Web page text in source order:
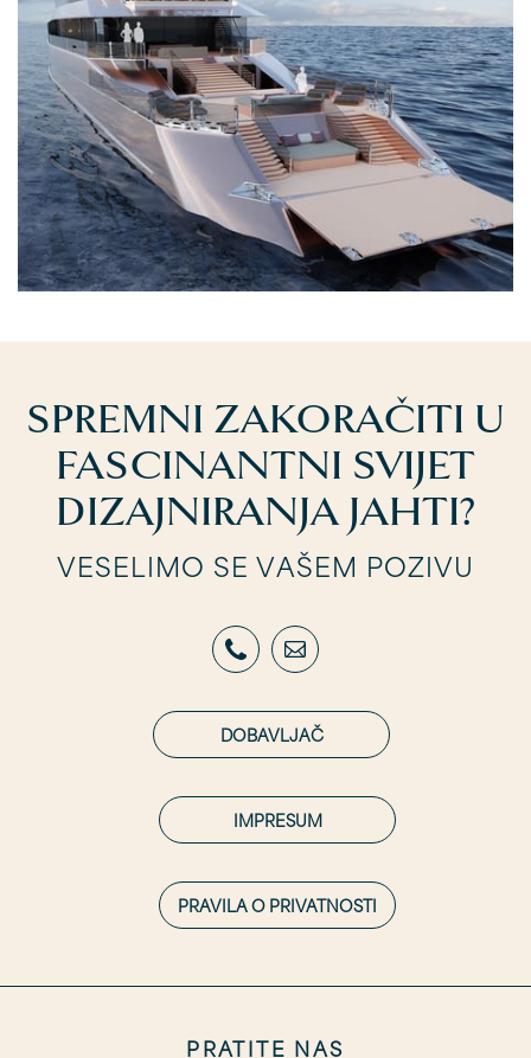
SPREMNI ZAKORAČITI U
FASCINANTNI SVIJET
DIZAJNIRANJA JAHTI?
VESELIMO SE VAŠEM POZIVU
DOBAVLJAČ
IMPRESUM
PRAVILA O PRIVATNOSTI
PRATITE NAS